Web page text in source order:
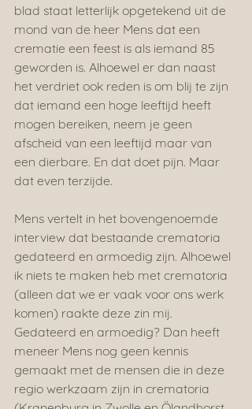
blad staat letterlijk opgetekend uit de
mond van de heer Mens dat een
crematie een feest is als iemand 85
geworden is. Alhoewel er dan naast
het verdriet ook reden is om blij te zijn
dat iemand een hoge leeftijd heeft
mogen bereiken, neem je geen
afscheid van een leeftijd maar van
een dierbare. En dat doet pijn. Maar
dat even terzijde.
Mens vertelt in het bovengenoemde
interview dat bestaande crematoria
gedateerd en armoedig zijn. Alhoewel
ik niets te maken heb met crematoria
(alleen dat we er vaak voor ons werk
komen) raakte deze zin mij.
Gedateerd en armoedig? Dan heeft
meneer Mens nog geen kennis
gemaakt met de mensen die in deze
regio werkzaam zijn in crematoria